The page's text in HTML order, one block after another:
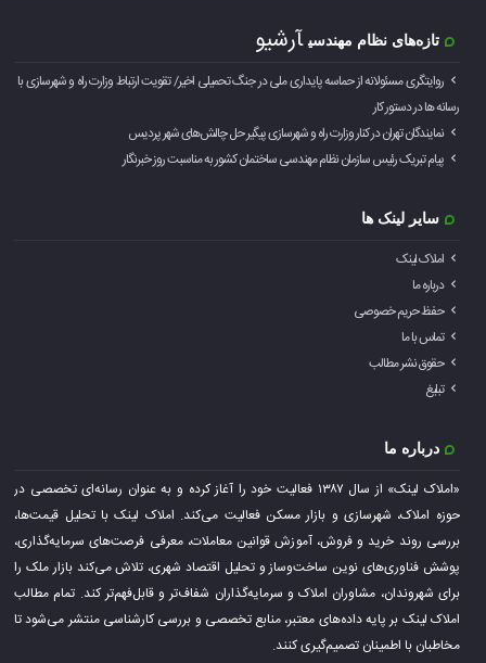
تازه‌های نظام مهندسی آرشیو
روایتگری مسئولانه از حماسه‌ پایداری ملی در جنگ تحمیلی اخیر/ تقویت ارتباط وزارت راه و شهرسازی با
رسانه ها در دستور کار
نمایندگان تهران در کنار وزارت راه و شهرسازی پیگیر حل چالش‌های شهر پردیس
پیام تبریک رئیس سازمان نظام مهندسی ساختمان کشور به مناسبت روز خبرنگار
سایر لینک ها
املاک لینک
درباره ما
حفظ حریم خصوصی
تماس با ما
حقوق نشر مطالب
تبلیغ
درباره ما
«املاک لینک» از سال ۱۳۸۷ فعالیت خود را آغاز کرده و به عنوان رسانه‌ای تخصصی در
حوزه املاک، شهرسازی و بازار مسکن فعالیت می‌کند. املاک لینک با تحلیل قیمت‌ها،
بررسی روند خرید و فروش، آموزش قوانین معاملات، معرفی فرصت‌های سرمایه‌گذاری،
پوشش فناوری‌های نوین ساخت‌وساز و تحلیل اقتصاد شهری، تلاش می‌کند بازار ملک را
برای شهروندان، مشاوران املاک و سرمایه‌گذاران شفاف‌تر و قابل‌فهم‌تر کند. تمام مطالب
املاک لینک بر پایه داده‌های معتبر، منابع تخصصی و بررسی کارشناسی منتشر می‌شود تا
مخاطبان با اطمینان تصمیم‌گیری کنند.